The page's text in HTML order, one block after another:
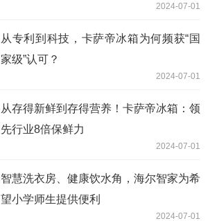
2024-07-01
从专利到科技，卡萨帝冰箱为何频获“国
家级”认可？
2024-07-01
从存得新鲜到存得营养！卡萨帝冰箱：领
先行业8倍保鲜力
2024-07-01
智慧洗衣房、健康饮水角，海尔智家为希
望小学师生提供便利
2024-07-01